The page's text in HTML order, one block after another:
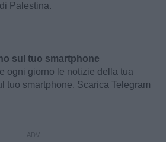
Palestina.
sul tuo smartphone
ogni giorno le notizie della tua
tuo smartphone. Scarica Telegram